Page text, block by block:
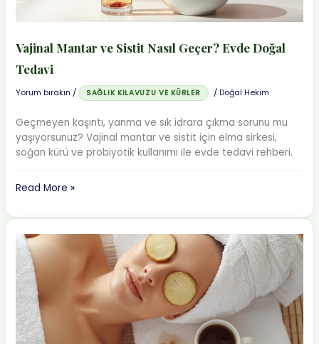
Vajinal Mantar ve Sistit Nasıl Geçer? Evde Doğal
Tedavi
Yorum bırakın / SAĞLIK KILAVUZU VE KÜRLER /Doğal Hekim
Geçmeyen kaşıntı, yanma ve sık idrara çıkma sorunu mu
yaşıyorsunuz? Vajinal mantar ve sistit için elma sirkesi,
soğan kürü ve probiyotik kullanımı ile evde tedavi rehberi.
Vajinal
ve
Sistit
Nasıl
Geçer?
Evde
Doğal
Tedavi
Read More »